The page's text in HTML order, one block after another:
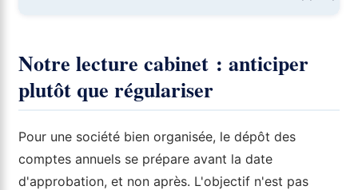
Notre lecture cabinet : anticiper
plutôt que régulariser
Pour une société bien organisée, le dépôt des
comptes annuels se prépare avant la date
d'approbation, et non après. L'objectif n'est pas